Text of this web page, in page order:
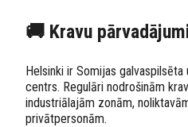
🚚 Kravu
Helsinki ir Somijas galvaspilsēta
centrs. Regulāri nodrošinām
industriālajām zonām,
privātpersonām.